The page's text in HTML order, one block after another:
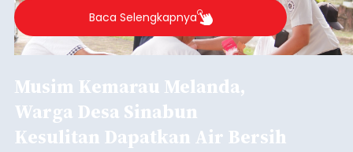
Baca Selengkapnya
Musim Kemarau Melanda,
Warga Desa Sinabun
Kesulitan Dapatkan Air Bersih